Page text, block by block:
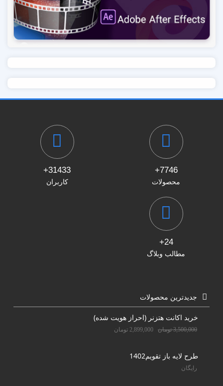
7746+
محصولات
31433+
کاربران
24+
مطالب وبلاگ
جدیدترین محصولات
خرید اکانت هتزنر (احراز هویت شده)
3,500,000 تومان 2,899,000 تومان
طرح لایه باز تقویم1402
رایگان